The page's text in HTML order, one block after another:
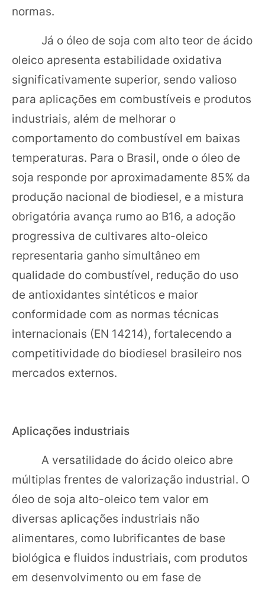
normas.
Já o óleo de soja com alto teor de ácido
oleico apresenta estabilidade oxidativa
significativamente superior, sendo valioso
para aplicações em combustíveis e produtos
industriais, além de melhorar o
comportamento do combustível em baixas
temperaturas. Para o Brasil, onde o óleo de
soja responde por aproximadamente 85% da
produção nacional de biodiesel, e a mistura
obrigatória avança rumo ao B16, a adoção
progressiva de cultivares alto-oleico
representaria ganho simultâneo em
qualidade do combustível, redução do uso
de antioxidantes sintéticos e maior
conformidade com as normas técnicas
internacionais (EN 14214), fortalecendo a
competitividade do biodiesel brasileiro nos
mercados externos.
Aplicações industriais
A versatilidade do ácido oleico abre
múltiplas frentes de valorização industrial. O
óleo de soja alto-oleico tem valor em
diversas aplicações industriais não
alimentares, como lubrificantes de base
biológica e fluidos industriais, com produtos
em desenvolvimento ou em fase de